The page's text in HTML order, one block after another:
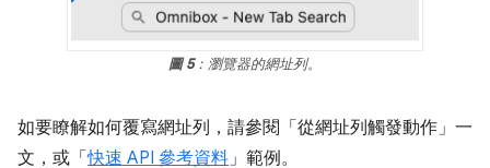
圖 5：瀏覽器的網址列。
如要瞭解如何覆寫網址列，請參閱「從網址列觸發動作」一
文，或「快速 API 參考資料 」範例。